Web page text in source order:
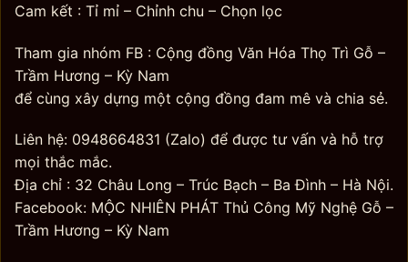
Cam kết : Tỉ mỉ – Chỉnh chu – Chọn lọc
Tham gia nhóm FB : Cộng đồng Văn Hóa Thọ Trì Gỗ –
Trầm Hương – Kỳ Nam
để cùng xây dựng một cộng đồng đam mê và chia sẻ.
Liên hệ: 0948664831 (Zalo) để được tư vấn và hỗ trợ
mọi thắc mắc.
Địa chỉ : 32 Châu Long – Trúc Bạch – Ba Đình – Hà Nội.
Facebook: MỘC NHIÊN PHÁT Thủ Công Mỹ Nghệ Gỗ –
Trầm Hương – Kỳ Nam